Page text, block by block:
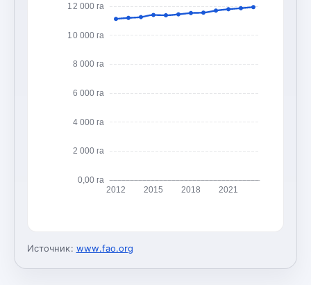
0,00 га
2 000 га
4 000 га
6 000 га
8 000 га
10 000 га
12 000 га
2012 2015 2018 2021
Источник: www.fao.org